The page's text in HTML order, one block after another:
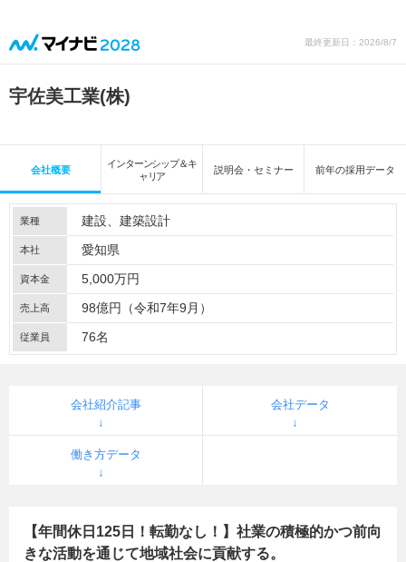
最終更新日：2026/8/7
宇佐美工業(株)
会社概要
インターンシップ＆キ
ャリア
説明会・セミナー 前年の採用データ
業種 建設 建築設計
本社 愛知県
資本金 5,000万円
売上高 98億円（令和7年9月）
従業員 76名
会社紹介記事 会社データ
働き方データ
【年間休日125日！転勤なし！】社業の積極的かつ前向
きな活動を通じて地域社会に貢献する。